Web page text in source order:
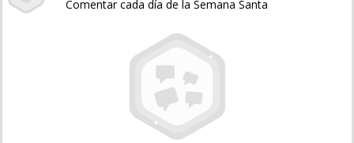
Comentar cada día de la Semana Santa